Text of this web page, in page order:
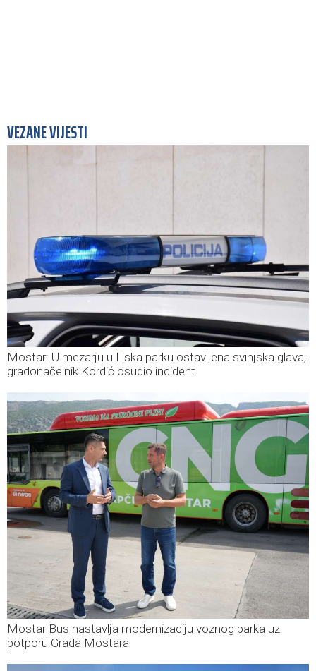
VEZANE VIJESTI
Mostar: U mezarju u Liska parku ostavljena svinjska glava,
gradonačelnik Kordić osudio incident
Mostar Bus nastavlja modernizaciju voznog parka uz
potporu Grada Mostara